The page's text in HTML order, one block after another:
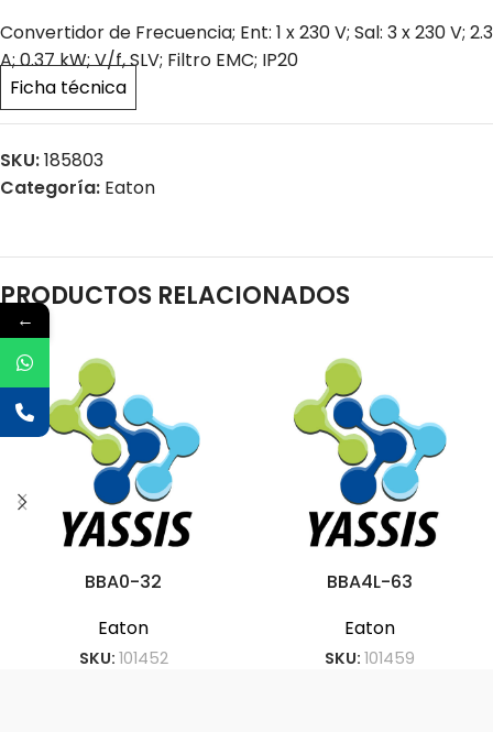
Convertidor de Frecuencia; Ent: 1 x 230 V; Sal: 3 x 230 V; 2.3
A; 0.37 kW; V/f, SLV; Filtro EMC; IP20
Ficha técnica
SKU:185803
Categoría: Eaton
PRODUCTOS RELACIONADOS
BBA0-32
Eaton
SKU: 101452
BBA4L-63
Eaton
SKU: 101459
←